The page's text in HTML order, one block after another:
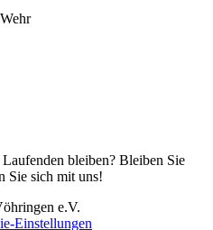
bleiben? Bleiben Sie
Sie sich mit uns!
e.V.
Einstellungen